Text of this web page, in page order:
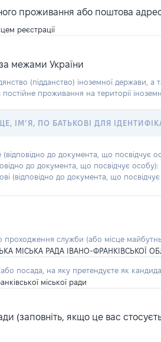
проживання або поштова
реєстрації
за межами України
(підданство) іноземної держави, а
проживання на території
ІМ’Я, ПО БАТЬКОВІ ДЛЯ
(відповідно до документа, що посвідчує
до документа, що посвідчує особу):
(відповідно до документа, що
проходження служби (або місце
МІСЬКА РАДА ІВАНО-ФРАНКІВСЬКОЇ
посада, на яку претендуєте як
міської ради
(заповніть, якщо це вас